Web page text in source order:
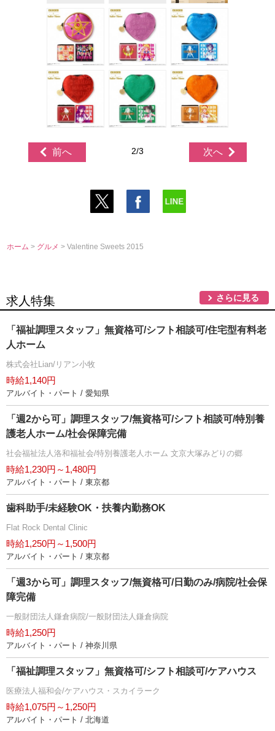
前へ 次へ
2/3
ホーム > グルメ> Valentine Sweets 2015
求人特集 さらに見る
「福祉調理スタッフ」無資格可/シフト相談可/住宅型有料老
人ホーム
株式会社Lian/リアン小牧
時給1,140円
アルバイト・パート / 愛知県
「週2から可」調理スタッフ/無資格可/シフト相談可/特別養
護老人ホーム/社会保障完備
社会福祉法人洛和福祉会/特別養護老人ホーム 文京大塚みどりの郷
時給1,230円～1,480円
アルバイト・パート / 東京都
歯科助手/未経験OK・扶養内勤務OK
Flat Rock Dental Clinic
時給1,250円～1,500円
アルバイト・パート / 東京都
「週3から可」調理スタッフ/無資格可/日勤のみ/病院/社会保
障完備
一般財団法人鎌倉病院/一般財団法人鎌倉病院
時給1,250円
アルバイト・パート / 神奈川県
「福祉調理スタッフ」無資格可/シフト相談可/ケアハウス
医療法人福和会/ケアハウス・スカイラーク
時給1,075円～1,250円
アルバイト・パート / 北海道